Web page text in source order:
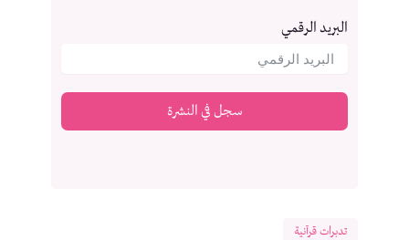
البريد الرقمي
سجل في النشرة
تدبرات قرآنية